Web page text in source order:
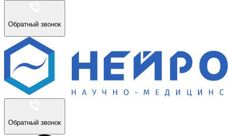
Обратный звонок
Обратный звонок